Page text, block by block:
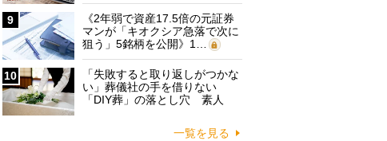
9
《2年弱で資産17.5倍の元証券
マンが「キオクシア急落で次に
狙う」5銘柄を公開》1…
10
「失敗すると取り返しがつかな
い」葬儀社の手を借りない
「DIY葬」の落とし穴 素人
一覧を見る